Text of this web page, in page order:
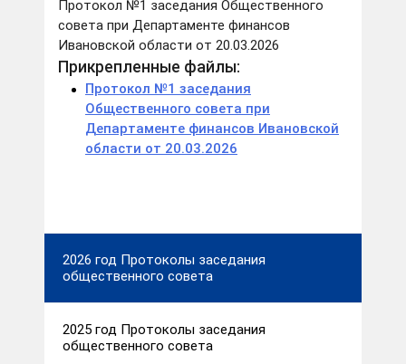
Протокол №1 заседания Общественного
совета при Департаменте финансов
Ивановской области от 20.03.2026
Прикрепленные файлы:
Протокол №1 заседания
Общественного совета при
Департаменте финансов Ивановской
области от 20.03.2026
2026 год Протоколы заседания
общественного совета
2025 год Протоколы заседания
общественного совета